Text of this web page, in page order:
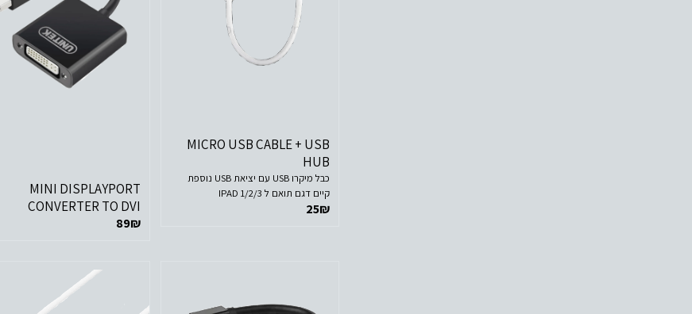
MICRO USB CABLE + USB
HUB
כבל מיקרו USB עם יציאת USB נוספת
קיים דגם תואם ל IPAD 1/2/3
25₪
MINI DISPLAYPORT
CONVERTER TO DVI
89₪